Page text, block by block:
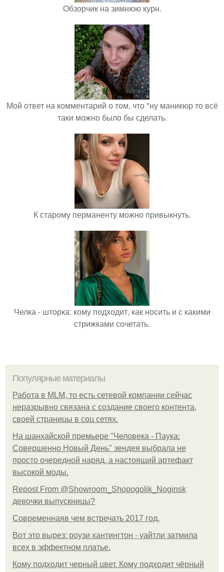
Обзорчик на зимнюю курн.
Мой ответ на комментарий о том, что "ну маникюр то всё
таки можно было бы сделать.
К старому перманенту можно привыкнуть.
Челка - шторка: кому подходит, как носить и с какими
стрижками сочетать.
Популярные материалы
Работа в MLM, то есть сетевой компании сейчас
неразрывно связана с создание своего контента,
своей страницы в соц сетях.
На шанхайской премьере "Человека - Паука:
Совершенно Новый День" зендея выбрала не
просто очередной наряд, а настоящий артефакт
высокой моды.
Repost From @Showroom_Shopogolik_Noginsk
девочки выпускницы?
Современнаяв чем встречать 2017 год.
Вот это вырез: роузи хантингтон - уайтли затмила
всех в эффектном платьe.
Кому подходит черный цвет. Кому подходит чёрный